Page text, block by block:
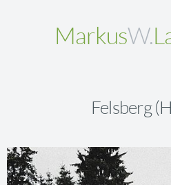
MarkusW.
Felsberg